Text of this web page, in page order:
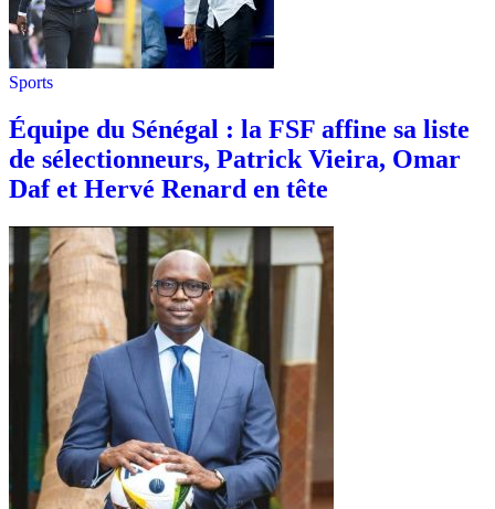
Sports
Équipe du Sénégal : la FSF affine sa liste
de sélectionneurs, Patrick Vieira, Omar
Daf et Hervé Renard en tête